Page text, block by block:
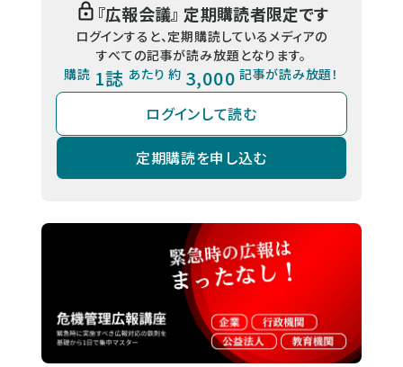
『広報会議』 定期購読者限定です
ログインすると、定期購読しているメディアの
すべての記事が読み放題となります。
購読 1誌 あたり 約 3,000 記事が読み放題！
ログインして読む
定期購読を申し込む